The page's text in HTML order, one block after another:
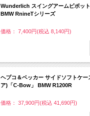
Wunderlich スイングアームピボッ
BMW RnineTシリーズ
価格： 7,400円(税込 8,140円)
ヘプコ＆ベッカー サイドソフトケー
ア)「C-Bow」 BMW R1200R
価格： 37,900円(税込 41,690円)